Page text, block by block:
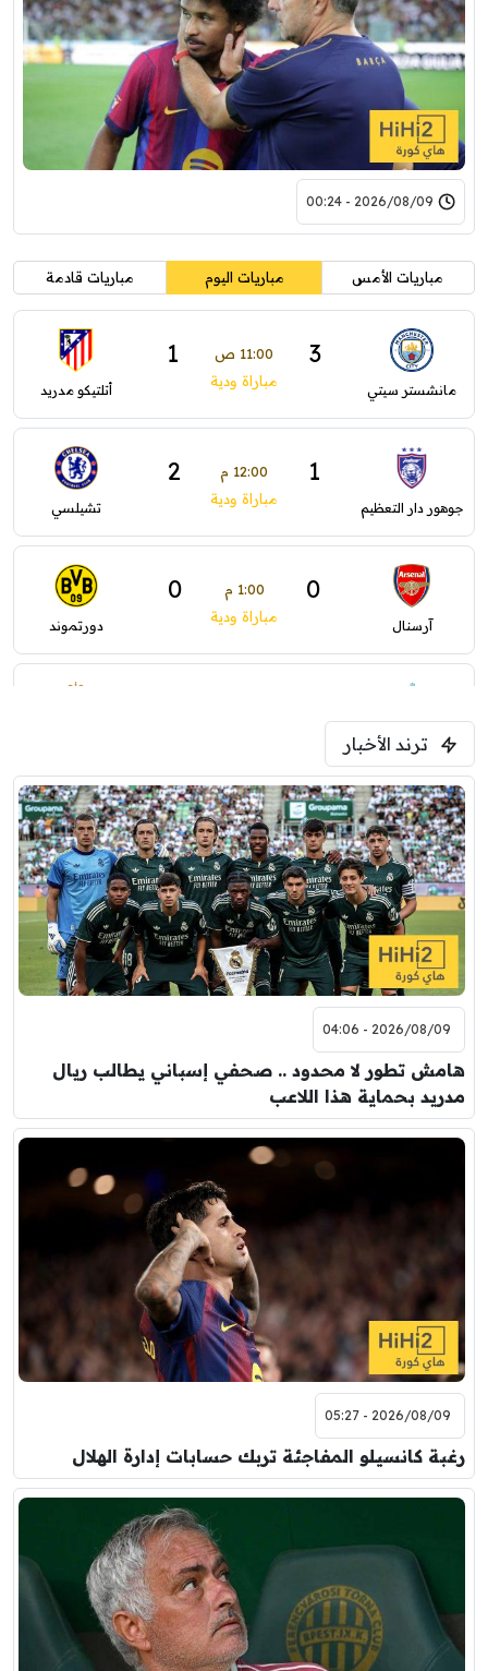
2026/08/09 - 00:24
مباريات الأمس مباريات اليوم مباريات قادمة
مانشستر سيتي
3 11:00 ص 1
مباراة ودية أتلتيكو مدريد
جوهور دار التعظيم
1 12:00 م 2
مباراة ودية تشيلسي
آرسنال
0 1:00 م 0
مباراة ودية دورتموند
ليفربول
ترند الأخبار
2026/08/09 - 04:06
هامش تطور لا محدود .. صحفي إسباني يطالب ريال
مدريد بحماية هذا اللاعب
2026/08/09 - 05:27
رغبة كانسيلو المفاجئة تربك حسابات إدارة الهلال